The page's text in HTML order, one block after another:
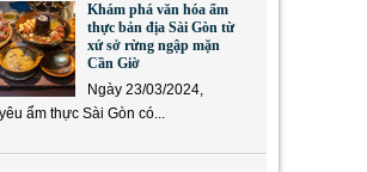
Khám phá văn hóa ẩm
thực bản địa Sài Gòn từ
xứ sở rừng ngập mặn
Cần Giờ
Ngày 23/03/2024,
ẩm thực Sài Gòn có...